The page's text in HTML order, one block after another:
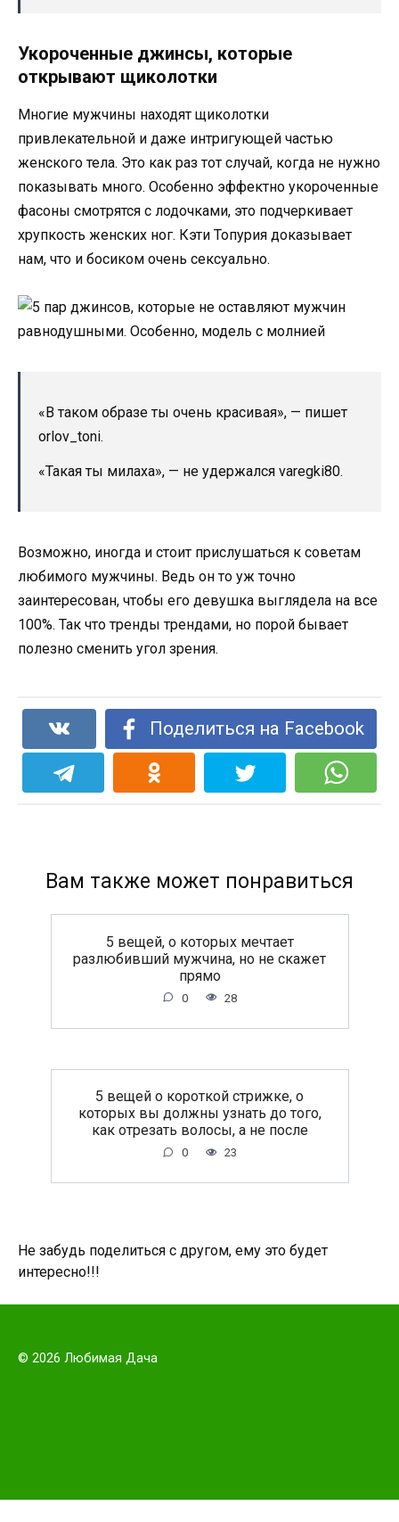
Укороченные джинсы, которые
открывают щиколотки
Многие мужчины находят щиколотки
привлекательной и даже интригующей частью
женского тела. Это как раз тот случай, когда не нужно
показывать много. Особенно эффектно укороченные
фасоны смотрятся с лодочками, это подчеркивает
хрупкость женских ног. Кэти Топурия доказывает
нам, что и босиком очень сексуально.
«В таком образе ты очень красивая», — пишет
orlov_toni.
«Такая ты милаха», — не удержался varegki80.
Возможно, иногда и стоит прислушаться к советам
любимого мужчины. Ведь он то уж точно
заинтересован, чтобы его девушка выглядела на все
100%. Так что тренды трендами, но порой бывает
полезно сменить угол зрения.
Поделиться на Facebook
Вам также может понравиться
5 вещей, о которых мечтает
разлюбивший мужчина, но не скажет
прямо
0 28
5 вещей о короткой стрижке, о
которых вы должны узнать до того,
как отрезать волосы, а не после
0 23
Не забудь поделиться с другом, ему это будет
интересно!!!
© 2026 Любимая Дача